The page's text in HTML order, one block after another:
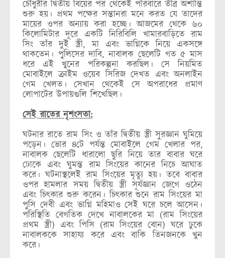
চৌধুরীর দ্বিতীয় বিয়ের পর থেকেই পরিবারে তীব্র অশান্তি
শুরু হয়। প্রথম পক্ষের সন্তানরা মনে করত যে তাদের
মায়ের ওপর অন্যায় করা হচ্ছে। আজমের থেকে ৬০
কিলোমিটার দূরে একটি নিরিবিলি খামারবাড়িতে রাম
সিং তাঁর দুই স্ত্রী, মা এবং ভাগ্নিকে নিয়ে একসঙ্গে
থাকতেন। পুলিসের দাবি, নাবালক ছেলেটি গত ৫ মাস
ধরে এই খুনের পরিকল্পনা করছিল। সে নিয়মিত
মোবাইলে ক্রাইম ওয়েব সিরিজ দেখত এবং অনলাইন
গেম খেলত। সেখান থেকেই সে অপরাধের প্রমাণ
লোপাটের উপায়গুলি শিখেছিল।
সেই রাতের নৃশংসতা:
ঘটনার রাতে রাম সিং ও তাঁর দ্বিতীয় স্ত্রী সুরজ্ঞান ঘুমিয়ে
পড়েন। ভোর ৪টে পর্যন্ত মোবাইলে গেম খেলার পর,
নাবালক ছেলেটি ধারালো ছুরি নিয়ে তার বাবার ঘরে
ঢোকে এবং ঘুমন্ত রাম সিংয়ের কানের নিচে আঘাত
করে। ঘটনাস্থলেই রাম সিংয়ের মৃত্যু হয়। তবে বাবার
ওপর হামলার সময় দ্বিতীয় স্ত্রী সূর্যজ্ঞান জেগে ওঠেন
এবং চিৎকার শুরু করেন। চিৎকার শুনে রাম সিংয়ের মা
পুসি দেবী এবং ভাগ্নি মহিমাও সেই ঘরে চলে আসেন।
পরিস্থিতি বেগতিক দেখে নাবালকের মা (রাম সিংয়ের
প্রথম স্ত্রী) এবং পিসি (রাম সিংয়ের বোন) ঘরে ঢুকে
নাবালককে সাহায্য করে এবং বাকি তিনজনকে খুন
করে।